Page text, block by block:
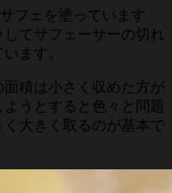
フェを塗っています
てサフェーサーの切れ
ます。
積は小さく収めた方が
うとすると色々と問題
大きく取るのが基本で